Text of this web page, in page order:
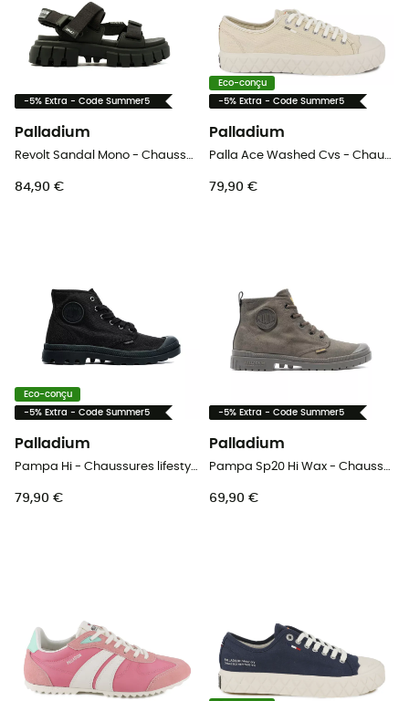
-5% Extra - Code Summer5
Palladium
Revolt Sandal Mono - Chaussures lifestyle femme
84,90 €
Eco-conçu
-5% Extra - Code Summer5
Palladium
Palla Ace Washed Cvs - Chaussures lifestyle
79,90 €
Eco-conçu
-5% Extra - Code Summer5
Palladium
Pampa Hi - Chaussures lifestyle homme
79,90 €
-5% Extra - Code Summer5
Palladium
Pampa Sp20 Hi Wax - Chaussures lifestyle
69,90 €